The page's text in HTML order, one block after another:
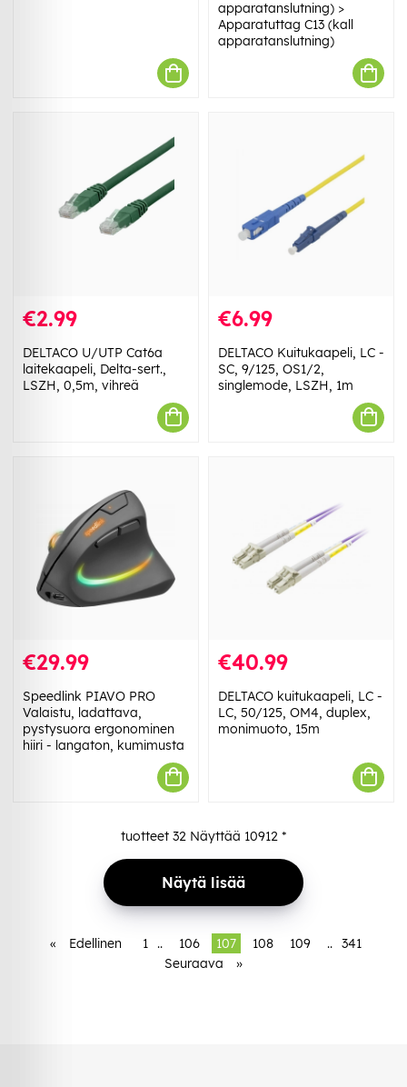
apparatanslutning) >
Apparatuttag C13 (kall
apparatanslutning)
€2.99
DELTACO U/UTP Cat6a
laitekaapeli, Delta-sert.,
LSZH, 0,5m, vihreä
€6.99
DELTACO Kuitukaapeli, LC -
SC, 9/125, OS1/2,
singlemode, LSZH, 1m
€29.99
Speedlink PIAVO PRO
Valaistu, ladattava,
pystysuora ergonominen
hiiri - langaton, kumimusta
€40.99
DELTACO kuitukaapeli, LC -
LC, 50/125, OM4, duplex,
monimuoto, 15m
tuotteet 32 Näyttää 10912 *
Näytä lisää
« Edellinen 1 .. 106 107 108 109 .. 341
Seuraava
»